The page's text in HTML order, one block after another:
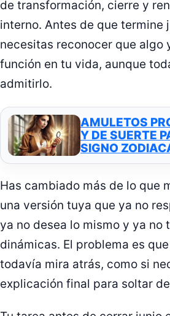
de transformación, cierre y
interno. Antes de que termine
necesitas reconocer que algo
función en tu vida, aunque
admitirlo.
AMULETOS
Y DE SUERTE
SIGNO
Has cambiado más de lo que
una versión tuya que ya no
ya no desea lo mismo y ya no
dinámicas. El problema es
todavía mira atrás, como si
explicación final para soltar